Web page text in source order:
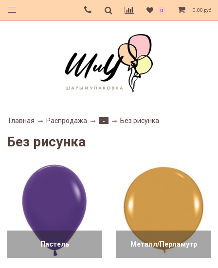
0 0.00 руб
Главная Распродажа - Без рисунка
Без рисунка
Пастель Металл/Перламутр